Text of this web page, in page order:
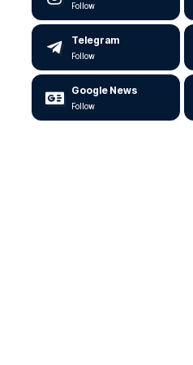
Follow
Telegram
Follow
Google News
Follow